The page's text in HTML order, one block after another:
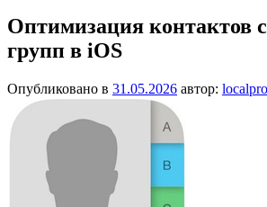
Оптимизация контактов
групп в iOS
Опубликовано в 31.05.2026 автор: